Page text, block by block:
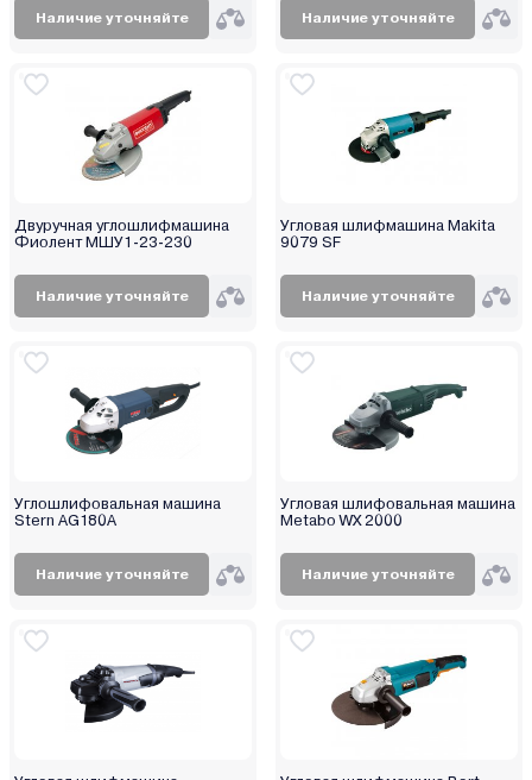
Наличие уточняйте Наличие уточняйте
Двуручная углошлифмашина
Фиолент МШУ1-23-230
Наличие уточняйте
Угловая шлифмашина Makita
9079 SF
Наличие уточняйте
Углошлифовальная машина
Stern AG180A
Наличие уточняйте
Угловая шлифовальная машина
Metabo WX 2000
Наличие уточняйте